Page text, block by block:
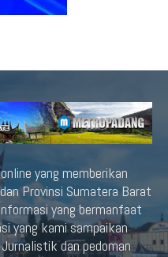
online yang memberikan
Provinsi Sumatera Barat
yang bermanfaat
yang kami sampaikan
dan pedoman